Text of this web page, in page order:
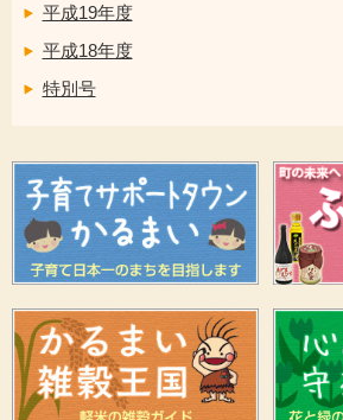
平成19年度
平成18年度
特別号